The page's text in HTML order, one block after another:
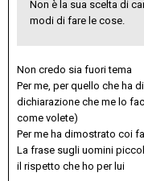
Non è la sua scelta di
modi di fare le cose.
Non credo sia fuori tema
Per me, per quello che ha
dichiarazione che me lo
come volete)
Per me ha dimostrato coi
La frase sugli uomini
il rispetto che ho per lui